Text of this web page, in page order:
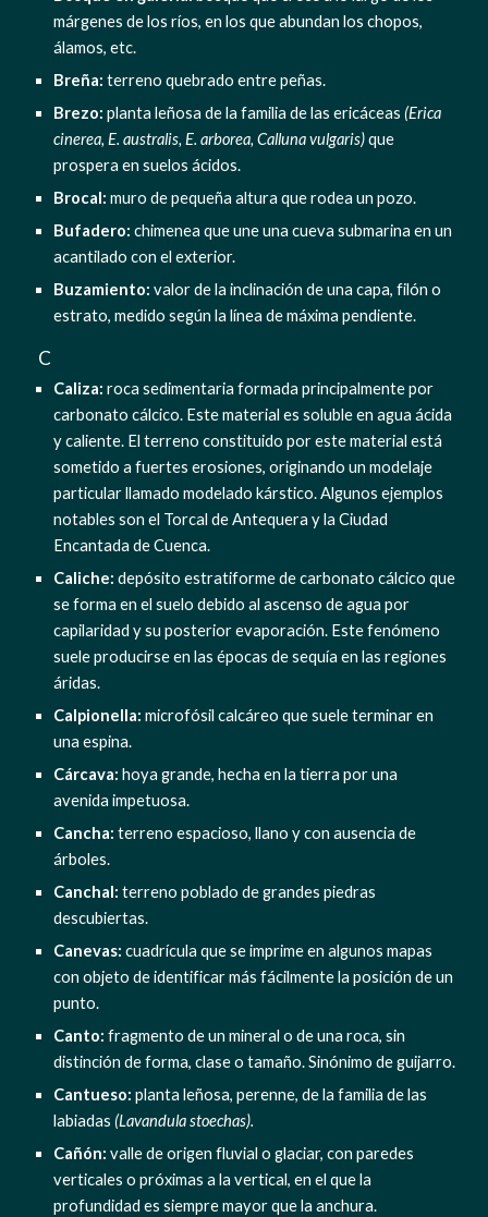
márgenes de los ríos, en los que abundan los chopos,
álamos, etc.
Breña: terreno quebrado entre peñas.
Brezo: planta leñosa de la familia de las ericáceas (Erica
cinerea, E. australis, E. arborea, Calluna vulgaris) que
prospera en suelos ácidos.
Brocal: muro de pequeña altura que rodea un pozo.
Bufadero: chimenea que une una cueva submarina en un
acantilado con el exterior.
Buzamiento: valor de la inclinación de una capa, filón o
estrato, medido según la línea de máxima pendiente.
  C
Caliza: roca sedimentaria formada principalmente por
carbonato cálcico. Este material es soluble en agua ácida
y caliente. El terreno constituido por este material está
sometido a fuertes erosiones, originando un modelaje
particular llamado modelado kárstico. Algunos ejemplos
notables son el Torcal de Antequera y la Ciudad
Encantada de Cuenca.
Caliche: depósito estratiforme de carbonato cálcico que
se forma en el suelo debido al ascenso de agua por
capilaridad y su posterior evaporación. Este fenómeno
suele producirse en las épocas de sequía en las regiones
áridas.
Calpionella: microfósil calcáreo que suele terminar en
una espina.
Cárcava: hoya grande, hecha en la tierra por una
avenida impetuosa.
Cancha: terreno espacioso, llano y con ausencia de
árboles.
Canchal: terreno poblado de grandes piedras
descubiertas.
Canevas: cuadrícula que se imprime en algunos mapas
con objeto de identificar más fácilmente la posición de un
punto.
Canto: fragmento de un mineral o de una roca, sin
distinción de forma, clase o tamaño. Sinónimo de guijarro.
Cantueso: planta leñosa, perenne, de la familia de las
labiadas (Lavandula stoechas).
Cañón: valle de origen fluvial o glaciar, con paredes
verticales o próximas a la vertical, en el que la
profundidad es siempre mayor que la anchura.